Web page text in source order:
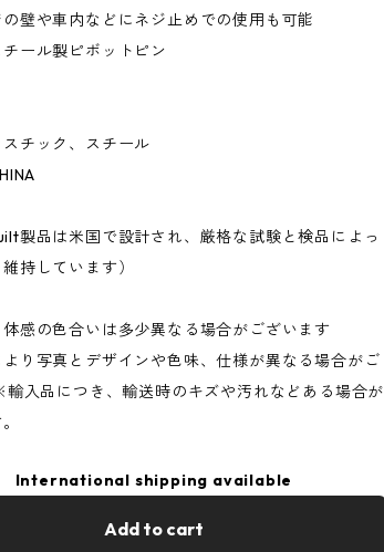
の壁や車内などにネジ止めでの使用も可能
チール製ピボットピン
チック、スチール
製品は米国で設計され、厳格な試験と検品によっ
持しています）
感の色合いは多少異なる場合がございます
り写真とデザインや色味、仕様が異なる場合がご
入品につき、輸送時のキズや汚れなどある場合が
International shipping available
Add to cart